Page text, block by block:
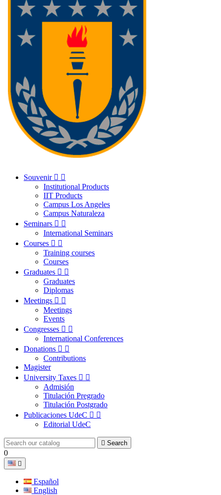
Souvenir  
Institutional Products
IIT Products
Campus Los Angeles
Campus Naturaleza
Seminars  
International Seminars
Courses  
Training courses
Courses
Graduates  
Graduates
Diplomas
Meetings  
Meetings
Events
Congresses  
International Conferences
Donations  
Contributions
Magister
University Taxes  
Admisión
Titulación Pregrado
Titulación Postgrado
Publicaciones UdeC  
Editorial UdeC
 Search
0

Español
English